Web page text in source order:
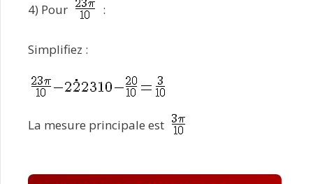
4) Pour :
Simplifiez :
La mesure principale est